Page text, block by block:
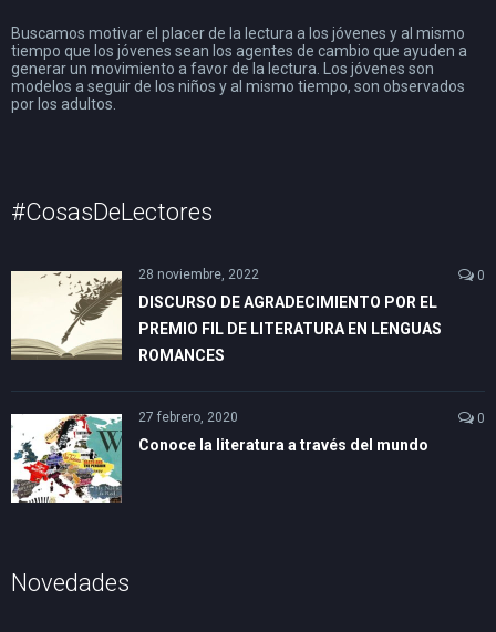
Buscamos motivar el placer de la lectura a los jóvenes y al mismo
tiempo que los jóvenes sean los agentes de cambio que ayuden a
generar un movimiento a favor de la lectura. Los jóvenes son
modelos a seguir de los niños y al mismo tiempo, son observados
por los adultos.
#CosasDeLectores
28 noviembre, 2022 0
DISCURSO DE AGRADECIMIENTO POR EL
PREMIO FIL DE LITERATURA EN LENGUAS
ROMANCES
27 febrero, 2020 0
Conoce la literatura a través del mundo
Novedades